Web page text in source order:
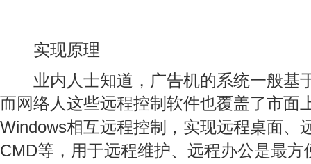
实现原理
业内人士知道，广告机的系统一般基
而网络人这些远程控制软件也覆盖了市面
Windows相互远程控制，实现远程桌面、
CMD等，用于远程维护、远程办公是最